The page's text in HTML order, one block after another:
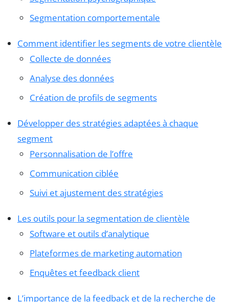
Segmentation comportementale
Comment identifier les segments de votre clientèle
Collecte de données
Analyse des données
Création de profils de segments
Développer des stratégies adaptées à chaque
segment
Personnalisation de l’offre
Communication ciblée
Suivi et ajustement des stratégies
Les outils pour la segmentation de clientèle
Software et outils d’analytique
Plateformes de marketing automation
Enquêtes et feedback client
L’importance de la feedback et de la recherche de